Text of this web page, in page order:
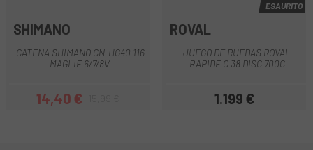
SHIMANO
CATENA SHIMANO CN-HG40 116
MAGLIE 6/7/8V.
Prezzo
14,40 €Prezzo base
ESAURITO
ROVAL
JUEGO DE RUEDAS ROVAL
RAPIDE C 38 DISC 700C
Prezzo
1.199 €